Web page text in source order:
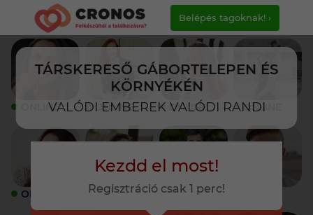
TÁRSKERESŐ GÁBORTELEPEN ÉS
KÖRNYÉKÉN
VALÓDI EMBEREK VALÓDI RANDI
Belépés tagoknak! ›
ONLINE ONLINE ONLINE ONLINE
ONLINE ONLINE ONLINE
Kezdd el most!
Regisztráció csak 1 perc!